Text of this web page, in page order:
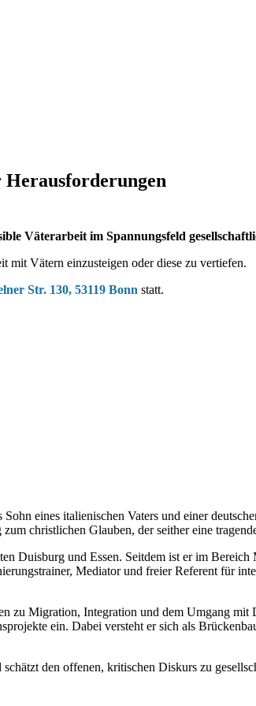
Väterarbeit im Spannungsfeld
Vätern einzusteigen oder diese zu vertiefen.
Str. 130, 53119 Bonn statt.
eines italienischen Vaters und einer
christlichen Glauben, der seither eine
Duisburg und Essen. Seitdem ist er im
Mediator und freier Referent für
zu Migration, Integration und dem Umgang mit
ein. Dabei versteht er sich als
den offenen, kritischen Diskurs zu